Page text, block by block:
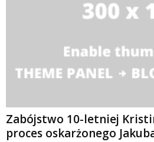
Zabójstwo 10-letniej
proces oskarżonego